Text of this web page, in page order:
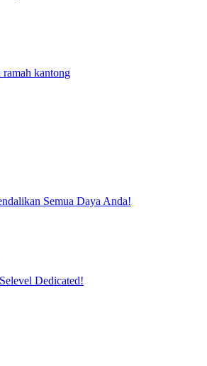
ramah kantong
Semua Daya Anda!
Dedicated!